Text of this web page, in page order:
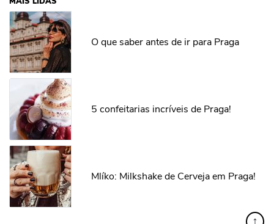
O que saber antes de ir para Praga
5 confeitarias incríveis de Praga!
Mlíko: Milkshake de Cerveja em Praga!